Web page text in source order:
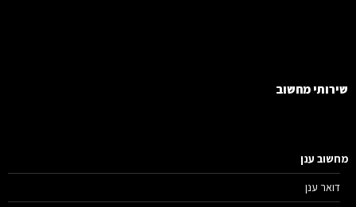
מחשוב
ענן
דואר ענן